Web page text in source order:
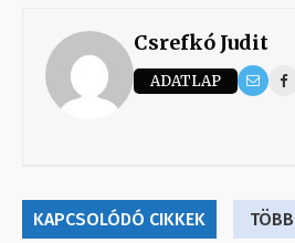
Csrefkó Judit
ADATLAP
KAPCSOLÓDÓ CIKKEK